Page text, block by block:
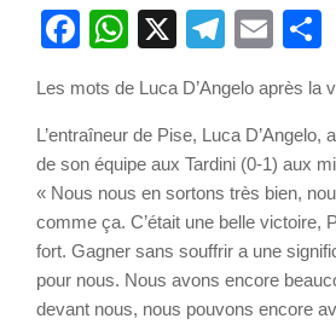
Facebook
WhatsApp
X
Les mots de Luca D’Angelo après la
L’entraîneur de Pise, Luca D’Angelo,
de son équipe aux Tardini (0-1) aux
« Nous nous en sortons très bien,
comme ça. C’était une belle victoire,
fort. Gagner sans souffrir a une
pour nous. Nous avons encore
devant nous, nous pouvons encore